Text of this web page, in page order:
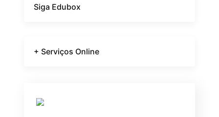
Siga Edubox
+ Serviços Online